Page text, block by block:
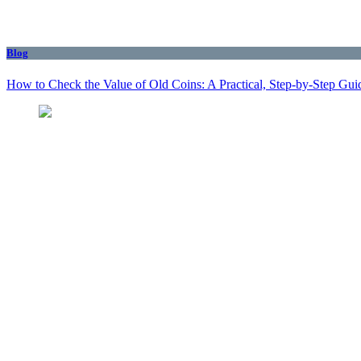
Blog
How to Check the Value of Old Coins: A Practical, Step-by-Step